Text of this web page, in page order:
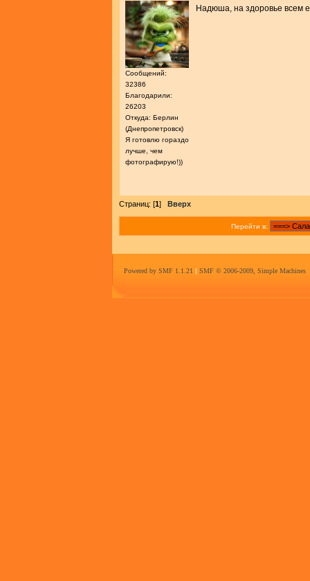
Сообщений:
32386
Благодарили:
26203
Откуда: Берлин
(Днепропетровск)
Я готовлю гораздо
лучше, чем
фотографирую!))
Надюша, на здоровье всем
Страниц: [1] Вверх
Перейти в:
Powered by SMF 1.1.21 | SMF © 2006-2009, Simple Machines